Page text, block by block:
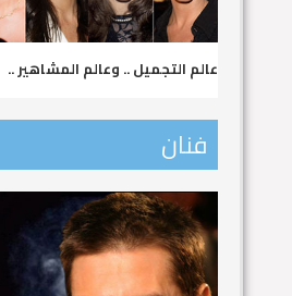
عالم التجميل .. وعالم المشاهير ..
فنان